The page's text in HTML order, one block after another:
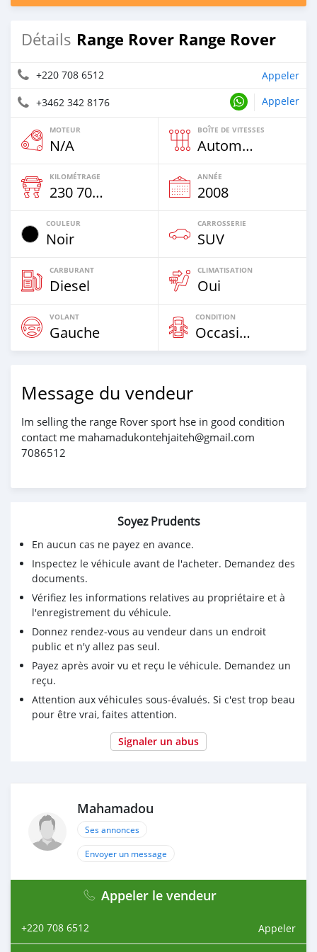
Détails Range Rover Range Rover
+220 708 6512
Appeler
+3462 342 8176
Appeler
MOTEUR
N/A
BOÎTE DE VITESSES
Automatique
KILOMÉTRAGE
230 700 Km
ANNÉE
2008
COULEUR
Noir
CARROSSERIE
SUV
CARBURANT
Diesel
CLIMATISATION
Oui
VOLANT
Gauche
CONDITION
Occasion
Message du vendeur
Im selling the range Rover sport hse in good condition
contact me mahamadukontehjaiteh@gmail.com
7086512
Soyez Prudents
En aucun cas ne payez en avance.
Inspectez le véhicule avant de l'acheter. Demandez des
documents.
Vérifiez les informations relatives au propriétaire et à
l'enregistrement du véhicule.
Donnez rendez-vous au vendeur dans un endroit
public et n'y allez pas seul.
Payez après avoir vu et reçu le véhicule. Demandez un
reçu.
Attention aux véhicules sous-évalués. Si c'est trop beau
pour être vrai, faites attention.
Signaler un abus
Mahamadou
Ses annonces
Envoyer un message
Appeler le vendeur
+220 708 6512 Appeler